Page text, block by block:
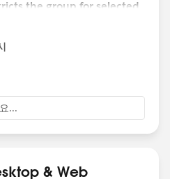
for different output, please
...
& Web